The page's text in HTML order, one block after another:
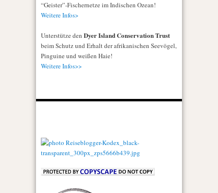
“Geister”-Fischernetze im Indischen Ozean!
Weitere Infos>
Unterstütze den Dyer Island Conservation Trust
beim Schutz und Erhalt der afrikanischen Seevögel,
Pinguine und weißen Haie!
Weitere Infos>>